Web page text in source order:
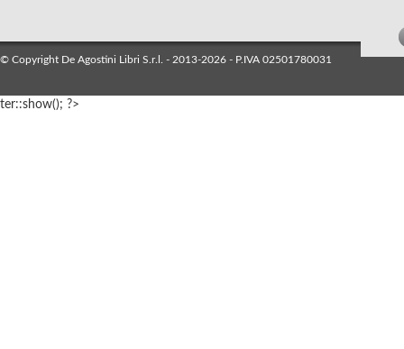
© Copyright De Agostini Libri S.r.l. - 2013-2026 - P.IVA 02501780031
ter::show(); ?>